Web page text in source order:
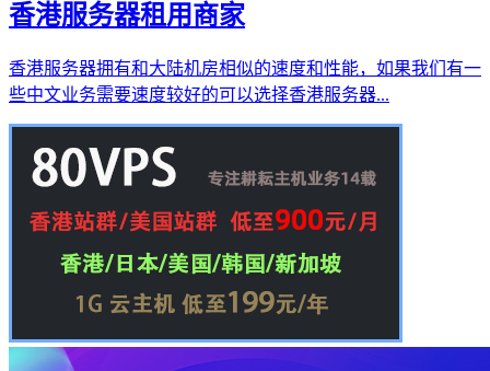
香港服务器租用商家
香港服务器拥有和大陆机房相似的速度和性能，如果我们有一
些中文业务需要速度较好的可以选择香港服务器...